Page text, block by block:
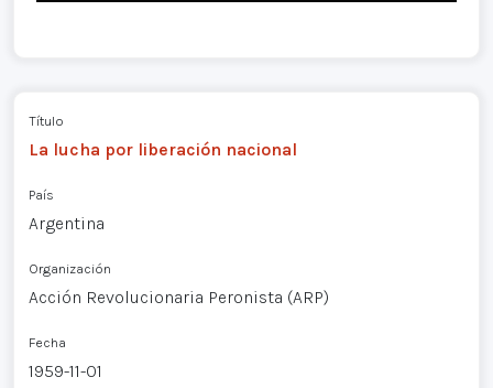
Título
La lucha por liberación nacional
País
Argentina
Organización
Acción Revolucionaria Peronista (ARP)
Fecha
1959-11-01